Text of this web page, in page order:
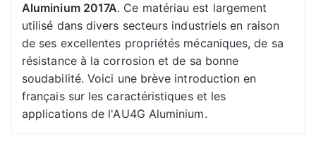
Aluminium 2017A. Ce matériau est largement
utilisé dans divers secteurs industriels en raison
de ses excellentes propriétés mécaniques, de sa
résistance à la corrosion et de sa bonne
soudabilité. Voici une brève introduction en
français sur les caractéristiques et les
applications de l'AU4G Aluminium.